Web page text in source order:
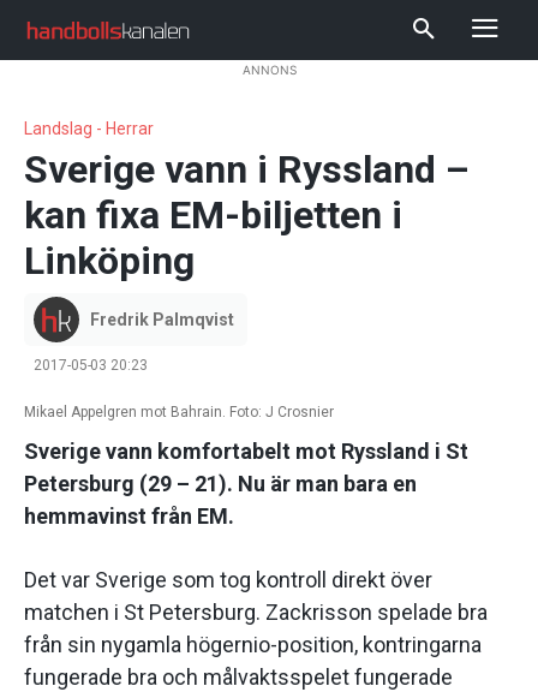
ANNONS
Landslag - Herrar
Sverige vann i Ryssland –
kan fixa EM-biljetten i
Linköping
Fredrik Palmqvist
2017-05-03 20:23
Mikael Appelgren mot Bahrain. Foto: J Crosnier
Sverige vann komfortabelt mot Ryssland i St
Petersburg (29 – 21). Nu är man bara en
hemmavinst från EM.
Det var Sverige som tog kontroll direkt över
matchen i St Petersburg. Zackrisson spelade bra
från sin nygamla högernio-position, kontringarna
fungerade bra och målvaktsspelet fungerade